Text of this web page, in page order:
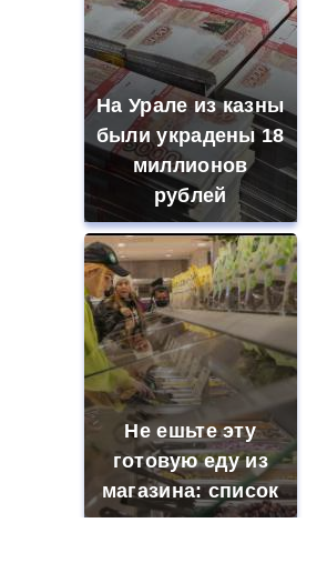
На Урале из казны
были украдены 18
миллионов
рублей
Не ешьте эту
готовую еду из
магазина: список